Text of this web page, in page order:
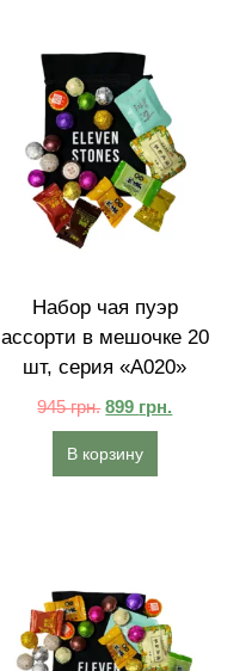
Набор чая пуэр
ассорти в мешочке 20
шт, серия «A020»
945грн. 899 грн.
В корзину